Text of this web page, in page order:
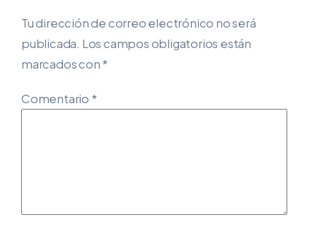
Tu dirección de correo electrónico no será
publicada. Los campos obligatorios están
marcados con*
Comentario *